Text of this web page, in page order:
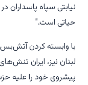
نیابتی سپاه پاسداران
حیاتی است."
با وابسته کردن آتش‌بس
لبنان نیز، ایران
پیشروی خود را علیه